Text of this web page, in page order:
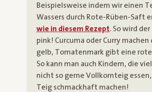
Beispielsweise indem wir einen
Wassers durch Rote-Rüben-Saft
wie in diesem Rezept. So wird
pink! Curcuma oder Curry machen
gelb, Tomatenmark gibt eine rote
So kann man auch Kindern, die
nicht so gerne Vollkornteig
Teig schmackhaft machen!